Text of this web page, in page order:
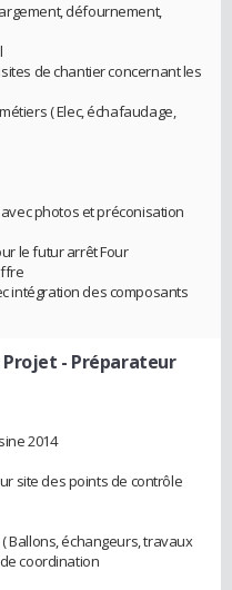
défournement,
de chantier concernant les
( Elec, échafaudage,
photos et préconisation
le futur arrêt Four
intégration des composants
- Préparateur
2014
site des points de contrôle
Ballons, échangeurs, travaux
coordination